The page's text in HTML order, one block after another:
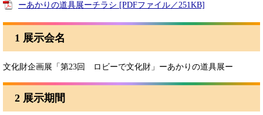
ーあかりの道具展ーチラシ [PDFファイル／251KB]
1 展示会名
文化財企画展「第23回 ロビーで文化財」ーあかりの道具展ー
2 展示期間